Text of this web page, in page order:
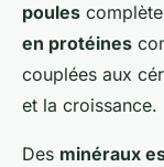
poules
en protéines
couplées aux
et la croissance.
Des minéraux